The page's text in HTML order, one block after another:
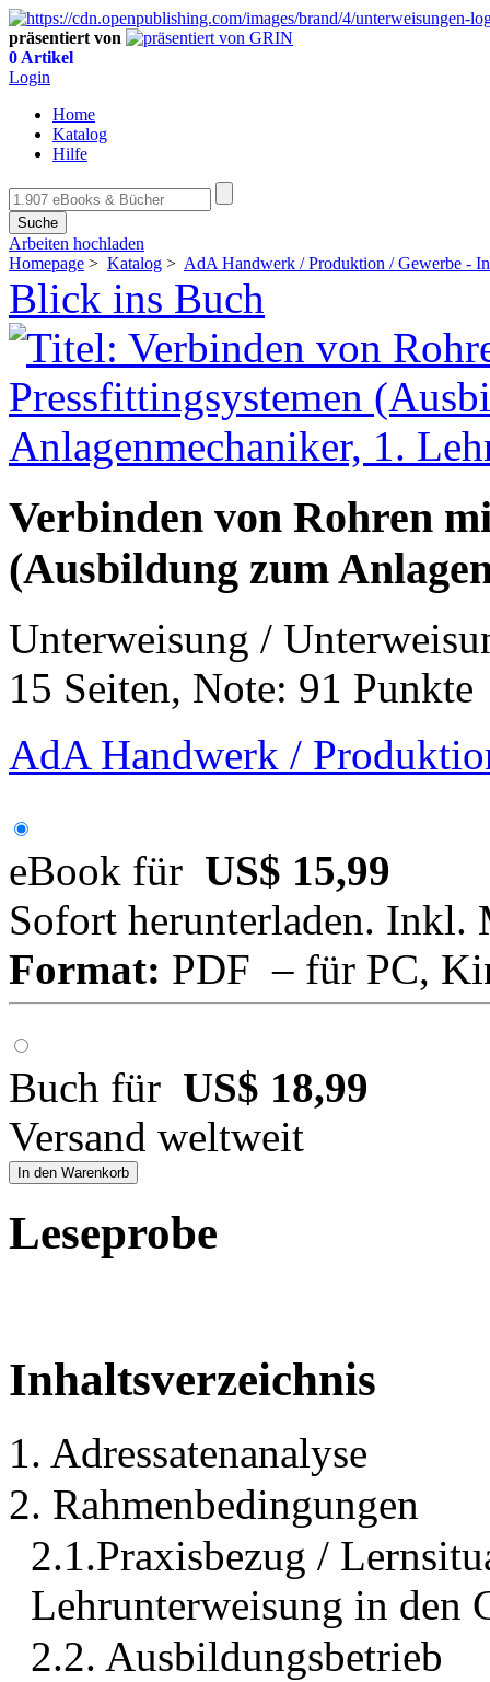
präsentiert von
0 Artikel
Login
Home
Katalog
Hilfe
Suche
Arbeiten hochladen
Homepage > Katalog > AdA Handwerk / Produktion / Gewerbe -
Blick ins Buch
Verbinden von Rohren
(Ausbildung zum
Unterweisung /
15 Seiten, Note: 91 Punkte
AdA Handwerk /
eBook für US$ 15,99
Sofort herunterladen. Inkl.
Format: PDF – für PC,
Buch für US$ 18,99
Versand weltweit
In den Warenkorb
Leseprobe
Inhaltsverzeichnis
1. Adressatenanalyse
2. Rahmenbedingungen
2.1.Praxisbezug /
Lehrunterweisung in den
2.2. Ausbildungsbetrieb